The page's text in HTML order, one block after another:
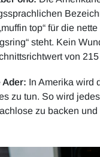
top“ für die
steht. Kein
von
Ader: In Amerika wird
zu tun. So wird
zu backen